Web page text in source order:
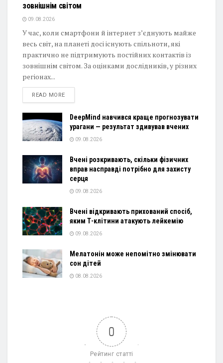
зовнішнім світом
09.08.2026
У час, коли смартфони й інтернет з’єднують майже
весь світ, на планеті досі існують спільноти, які
практично не підтримують постійних контактів із
зовнішнім світом. За оцінками дослідників, у різних
регіонах...
READ MOREDETAILS
DeepMind навчився краще прогнозувати
урагани — результат здивував вчених
09.08.2026
Вчені розкривають, скільки фізичних
вправ насправді потрібно для захисту
серця
09.08.2026
Вчені відкривають прихований спосіб,
яким Т-клітини атакують лейкемію
09.08.2026
Мелатонін може непомітно змінювати
сон дітей
08.08.2026
0
Рейтинг статті